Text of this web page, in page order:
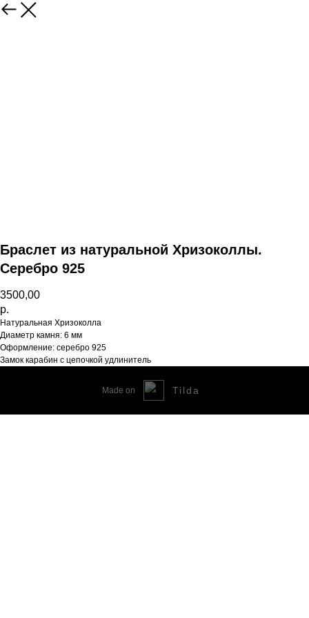
Назад
Браслет из натуральной Хризоколлы.
Серебро 925
3500,00
р.
Натуральная Хризоколла
Диаметр камня: 6 мм
Оформление: серебро 925
Замок карабин с цепочкой удлинитель
Made on Tilda